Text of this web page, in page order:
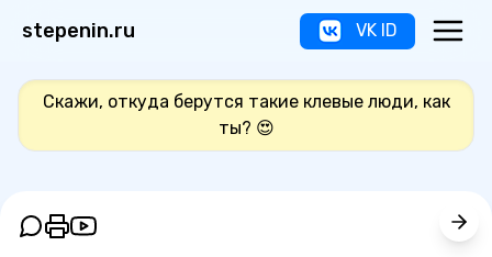
stepenin.ru VK ID
Скажи, откуда берутся такие клевые люди, как
ты? 😍